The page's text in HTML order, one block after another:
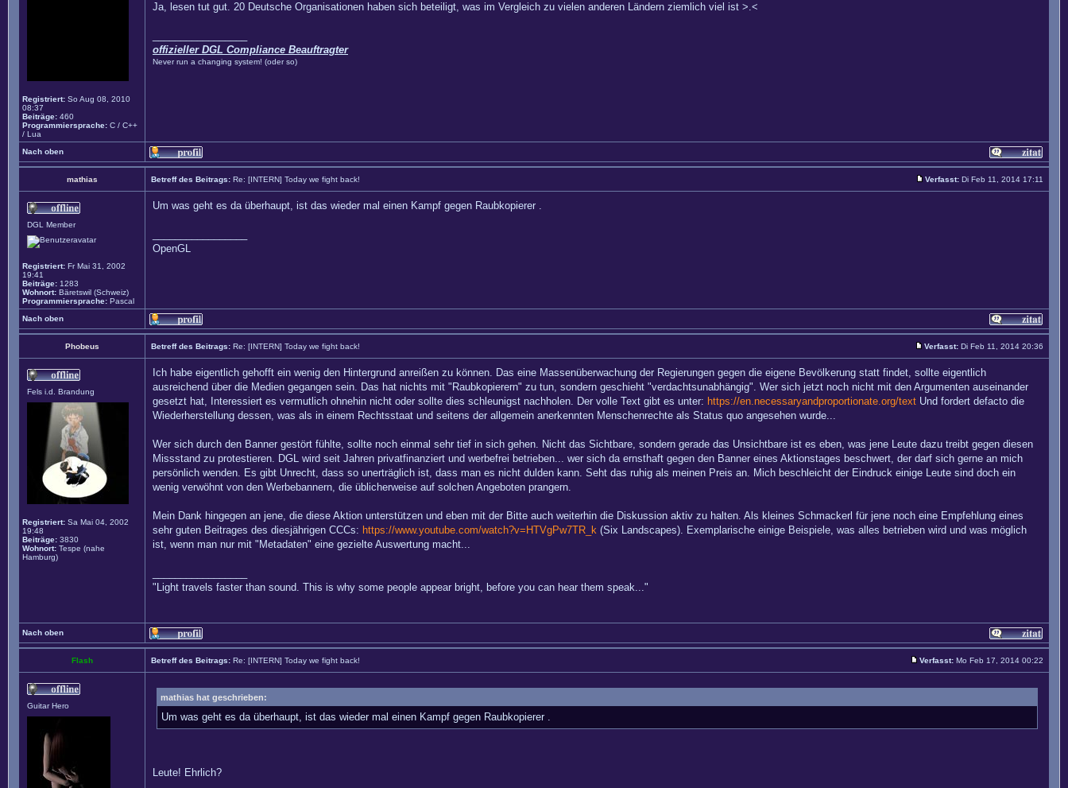
Registriert: So Aug 08, 2010
08:37
Beiträge: 460
Programmiersprache: C / C++
/ Lua
Ja, lesen tut gut. 20 Deutsche Organisationen haben sich beteiligt, was im Vergleich zu vielen anderen Ländern ziemlich viel ist >.<
offizieller DGL Compliance Beauftragter
Never run a changing system! (oder so)
Nach oben
mathias Betreff des Beitrags: Re: [INTERN] Today we fight back! Verfasst: Di Feb 11, 2014 17:11
DGL Member
Registriert: Fr Mai 31, 2002
19:41
Beiträge: 1283
Wohnort: Bäretswil (Schweiz)
Programmiersprache: Pascal
Um was geht es da überhaupt, ist das wieder mal einen Kampf gegen Raubkopierer .
OpenGL
Nach oben
Phobeus Betreff des Beitrags: Re: [INTERN] Today we fight back! Verfasst: Di Feb 11, 2014 20:36
Fels i.d. Brandung
Registriert: Sa Mai 04, 2002
19:48
Beiträge: 3830
Wohnort: Tespe (nahe
Hamburg)
Ich habe eigentlich gehofft ein wenig den Hintergrund anreißen zu können. Das eine Massenüberwachung der Regierungen gegen die eigene Bevölkerung statt findet, sollte eigentlich
ausreichend über die Medien gegangen sein. Das hat nichts mit "Raubkopierern" zu tun, sondern geschieht "verdachtsunabhängig". Wer sich jetzt noch nicht mit den Argumenten auseinander
gesetzt hat, Interessiert es vermutlich ohnehin nicht oder sollte dies schleunigst nachholen. Der volle Text gibt es unter: https://en.necessaryandproportionate.org/text Und fordert defacto die
Wiederherstellung dessen, was als in einem Rechtsstaat und seitens der allgemein anerkennten Menschenrechte als Status quo angesehen wurde...
Wer sich durch den Banner gestört fühlte, sollte noch einmal sehr tief in sich gehen. Nicht das Sichtbare, sondern gerade das Unsichtbare ist es eben, was jene Leute dazu treibt gegen diesen
Missstand zu protestieren. DGL wird seit Jahren privatfinanziert und werbefrei betrieben... wer sich da ernsthaft gegen den Banner eines Aktionstages beschwert, der darf sich gerne an mich
persönlich wenden. Es gibt Unrecht, dass so unerträglich ist, dass man es nicht dulden kann. Seht das ruhig als meinen Preis an. Mich beschleicht der Eindruck einige Leute sind doch ein
wenig verwöhnt von den Werbebannern, die üblicherweise auf solchen Angeboten prangern.
Mein Dank hingegen an jene, die diese Aktion unterstützen und eben mit der Bitte auch weiterhin die Diskussion aktiv zu halten. Als kleines Schmackerl für jene noch eine Empfehlung eines
sehr guten Beitrages des diesjährigen CCCs: https://www.youtube.com/watch?v=HTVgPw7TR_k (Six Landscapes). Exemplarische einige Beispiele, was alles betrieben wird und was möglich
ist, wenn man nur mit "Metadaten" eine gezielte Auswertung macht...
"Light travels faster than sound. This is why some people appear bright, before you can hear them speak..."
Nach oben
Flash Betreff des Beitrags: Re: [INTERN] Today we fight back! Verfasst: Mo Feb 17, 2014 00:22
Guitar Hero
mathias hat geschrieben:
Um was geht es da überhaupt, ist das wieder mal einen Kampf gegen Raubkopierer .
Leute! Ehrlich?